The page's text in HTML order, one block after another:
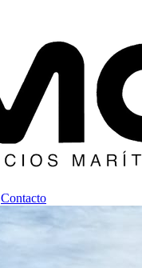
Contacto